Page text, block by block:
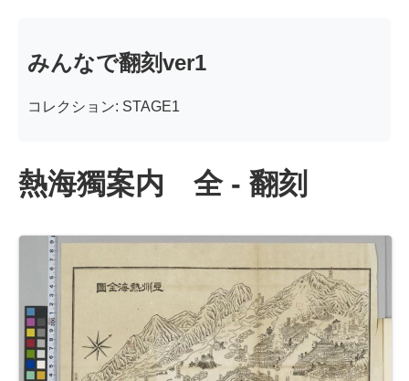
みんなで翻刻ver1
コレクション: STAGE1
熱海獨案内 全 - 翻刻